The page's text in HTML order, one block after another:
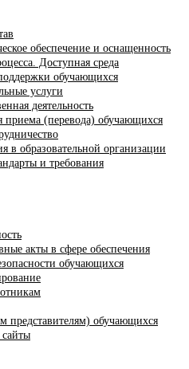
обеспечение и оснащенность
Доступная среда
обучающихся
услуги
деятельность
приема (перевода) обучающихся
в образовательной организации
и требования
акты в сфере обеспечения
обучающихся
представителям) обучающихся
сайты